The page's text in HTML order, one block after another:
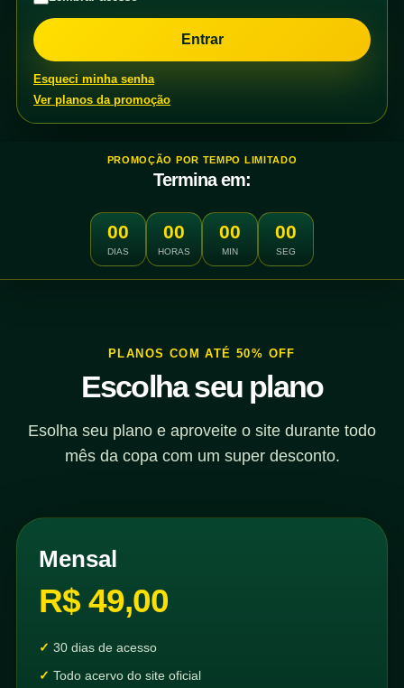
Esqueci minha senha
Ver planos da promoção
PROMOÇÃO POR TEMPO LIMITADO
Termina em:
00
DIAS
00
HORAS
00
MIN
00
SEG
PLANOS COM ATÉ 50% OFF
Escolha seu plano
Esolha seu plano e aproveite o site durante todo
mês da copa com um super desconto.
Mensal
R$ 49,00
30 dias de acesso
Todo acervo do site oficial